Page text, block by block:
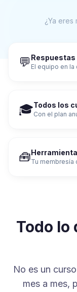
¿Ya eres
💬 Respuestas
El equipo en la
🎓Todos los
Con el plan
🧰Tu membresía
Todo lo
No es un
mes a mes,